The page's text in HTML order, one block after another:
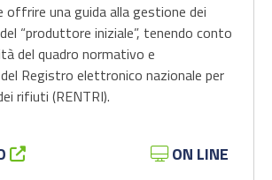
offrire una guida alla gestione dei
“produttore iniziale”, tenendo conto
del quadro normativo e
Registro elettronico nazionale per
rifiuti (RENTRI).
ON LINE